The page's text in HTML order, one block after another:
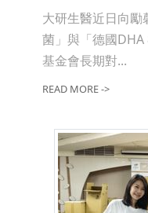
大研生醫近日向勵
菌」與「德國
基金會長期對...
READ MORE ->